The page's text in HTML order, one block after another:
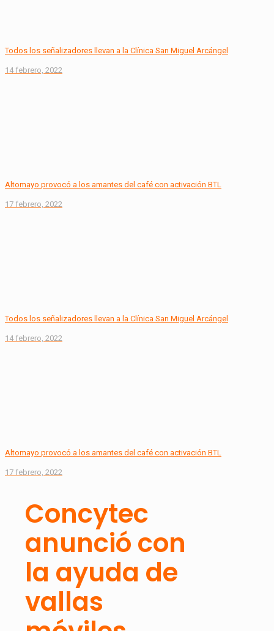
Todos los señalizadores llevan a la Clínica San Miguel Arcángel
14 febrero, 2022
Altomayo provocó a los amantes del café con activación BTL
17 febrero, 2022
Todos los señalizadores llevan a la Clínica San Miguel Arcángel
14 febrero, 2022
Altomayo provocó a los amantes del café con activación BTL
17 febrero, 2022
Concytec
anunció con
la ayuda de
vallas